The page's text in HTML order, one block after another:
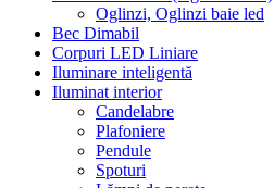
Oglinzi, Oglinzi baie led
Bec Dimabil
Corpuri LED Liniare
Iluminare inteligentă
Iluminat interior
Candelabre
Plafoniere
Pendule
Spoturi